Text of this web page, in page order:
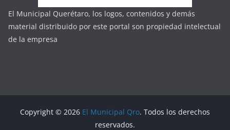
El Municipal Querétaro, los logos, contenidos y demás
material distribuido por este portal son propiedad intelectual
de la empresa
Copyright © 2026 El Municipal Qro. Todos los derechos
reservados.